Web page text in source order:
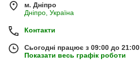
м. Дніпро
Дніпро, Україна
Контакти
Сьогодні працює з 09:00 до 21:00
Показати весь графік роботи